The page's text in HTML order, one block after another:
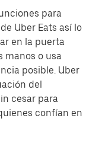
para
Uber Eats así lo
en la puerta
manos o usa
posible. Uber
del
cesar para
confían en